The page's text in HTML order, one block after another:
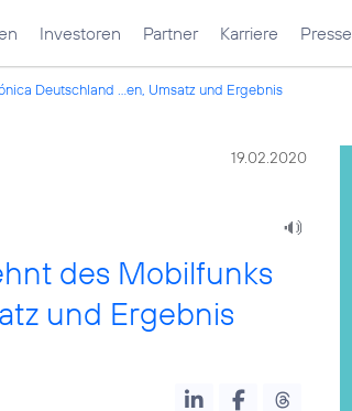
Investoren Partner Karriere Presse
Deutschland ...en, Umsatz und Ergebnis
19.02.2020
des Mobilfunks
und Ergebnis